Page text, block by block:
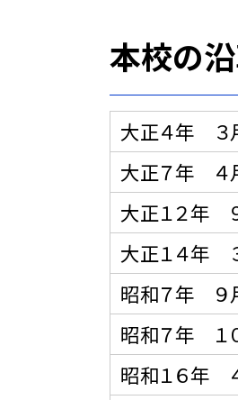
本校の
大正４年 ３
大正７年 ４
大正１２年
大正１４年
昭和７年 ９
昭和７年 １
昭和１６年